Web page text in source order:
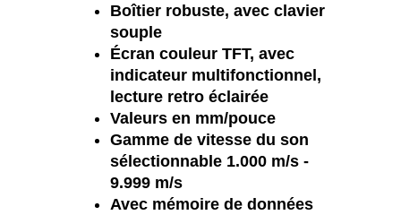
Boîtier robuste, avec clavier
souple
Écran couleur TFT, avec
indicateur multifonctionnel,
lecture retro éclairée
Valeurs en mm/pouce
Gamme de vitesse du son
sélectionnable 1.000 m/s -
9.999 m/s
Avec mémoire de données